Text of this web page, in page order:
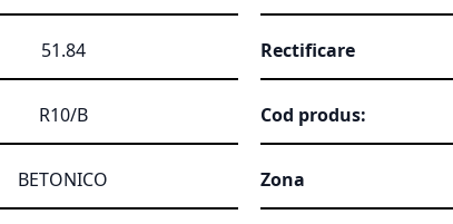
51.84 Rectificare
R10/B Cod produs:
BETONICO Zona